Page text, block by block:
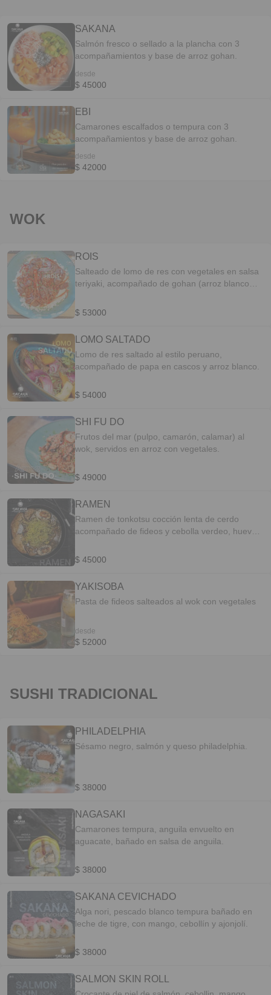
SAKANA
Salmón fresco o sellado a la plancha con 3
acompañamientos y base de arroz gohan.
desde
$ 45000
EBI
Camarones escalfados o tempura con 3
acompañamientos y base de arroz gohan.
desde
$ 42000
WOK
ROIS
Salteado de lomo de res con vegetales en salsa
teriyaki, acompañado de gohan (arroz blanco
$ 53000
LOMO SALTADO
Lomo de res saltado al estilo peruano,
acompañado de papa en cascos y arroz blanco.
$ 54000
SHI FU DO
Frutos del mar (pulpo, camarón, calamar) al
wok, servidos en arroz con vegetales.
$ 49000
RAMEN
Ramen de tonkotsu cocción lenta de cerdo
acompañado de fideos y cebolla verdeo, huevo
$ 45000
YAKISOBA
Pasta de fideos salteados al wok con vegetales
desde
$ 52000
SUSHI TRADICIONAL
PHILADELPHIA
Sésamo negro, salmón y queso philadelphia.
$ 38000
NAGASAKI
Camarones tempura, anguila envuelto en
aguacate, bañado en salsa de anguila.
$ 38000
SAKANA CEVICHADO
Alga nori, pescado blanco tempura bañado en
leche de tigre, con mango, cebollín y ajonjolí.
$ 38000
SALMON SKIN ROLL